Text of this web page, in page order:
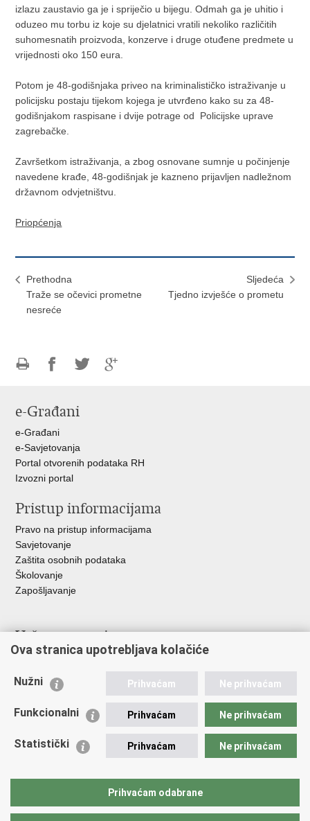
izlazu zaustavio ga je i spriječio u bijegu. Odmah ga je uhitio i
oduzeo mu torbu iz koje su djelatnici vratili nekoliko različitih
suhomesnatih proizvoda, konzerve i druge otuđene predmete u
vrijednosti oko 150 eura.
Potom je 48-godišnjaka priveo na kriminalističko istraživanje u
policijsku postaju tijekom kojega je utvrđeno kako su za 48-
godišnjakom raspisane i dvije potrage od Policijske uprave
zagrebačke.
Završetkom istraživanja, a zbog osnovane sumnje u počinjenje
navedene krađe, 48-godišnjak je kazneno prijavljen nadležnom
državnom odvjetništvu.
Priopćenja
Prethodna
Traže se očevici prometne
nesreće
Sljedeća
Tjedno izvješće o prometu
FacebookuTwitteru
e-Građani
e-Građani
e-Savjetovanja
Portal otvorenih podataka RH
Izvozni portal
Pristup informacijama
Pravo na pristup informacijama
Savjetovanje
Zaštita osobnih podataka
Školovanje
Zapošljavanje
Važne poveznice
Ministarstvo unutarnjih poslova
Udruge
Policijska akademija
Zaklada policijske solidarnosti
Vučetić"
Ova stranica upotrebljava kolačiće
Nužni Prihvaćam Ne prihvaćam
Funkcionalni Prihvaćam Ne prihvaćam
Statistički Prihvaćam Ne prihvaćam
Prihvaćam odabrane